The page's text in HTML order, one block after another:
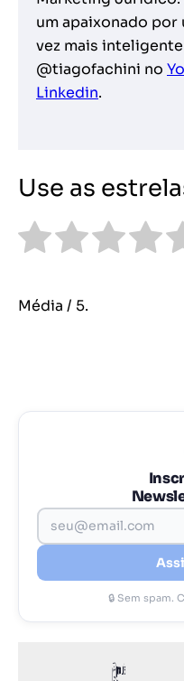
um apaixonado
vez mais
@tiagofachini no
Linkedin.
Use as
Média / 5.
🔒 Sem spam.